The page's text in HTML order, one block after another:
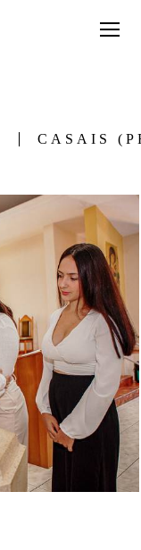
CASAIS